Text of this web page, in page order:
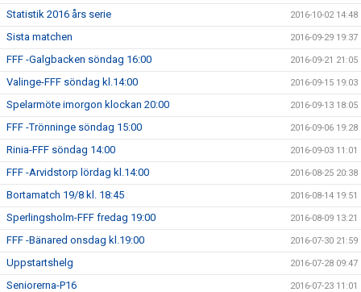
Statistik 2016 års serie 2016-10-02 14:48
Sista matchen 2016-09-29 19:37
FFF -Galgbacken söndag 16:00 2016-09-21 21:05
Valinge-FFF söndag kl.14:00 2016-09-15 19:03
Spelarmöte imorgon klockan 20:00 2016-09-13 18:05
FFF -Trönninge söndag 15:00 2016-09-06 19:28
Rinia-FFF söndag 14:00 2016-09-03 11:01
FFF -Arvidstorp lördag kl.14:00 2016-08-25 20:38
Bortamatch 19/8 kl. 18:45 2016-08-14 19:51
Sperlingsholm-FFF fredag 19:00 2016-08-09 13:21
FFF -Bänared onsdag kl.19:00 2016-07-30 21:59
Uppstartshelg 2016-07-28 09:47
Seniorerna-P16 2016-07-23 11:01